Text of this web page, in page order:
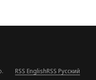
RSS EnglishRSS Русский